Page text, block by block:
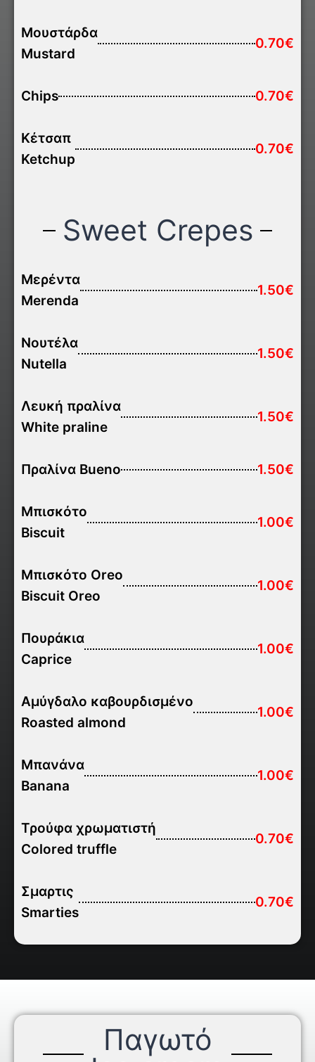
Μουστάρδα
Mustard
0.70€
Chips 0.70€
Κέτσαπ
Ketchup
0.70€
Sweet Crepes
Μερέντα
Merenda
1.50€
Νουτέλα
Nutella
1.50€
Λευκή πραλίνα
White praline
1.50€
Πραλίνα Bueno 1.50€
Μπισκότο
Biscuit
1.00€
Μπισκότο Oreo
Biscuit Oreo
1.00€
Πουράκια
Caprice
1.00€
Αμύγδαλο καβουρδισμένο
Roasted almond
1.00€
Μπανάνα
Banana
1.00€
Τρούφα χρωματιστή
Colored truffle
0.70€
Σμαρτις
Smarties
0.70€
Παγωτό